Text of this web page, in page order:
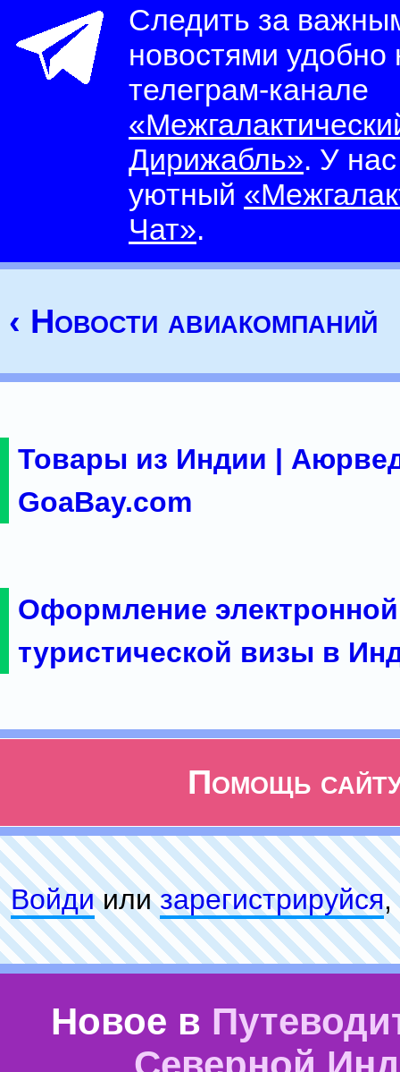
Следить за
новостями
телеграм-канале
Дирижабль». У
уютный
Чат».
‹ Новости авиакомпаний
Товары из Индии |
GoaBay.com
Оформление электронной
туристической визы в
Помощь
Войдиилизарeгиcтpируйся,
Новое в